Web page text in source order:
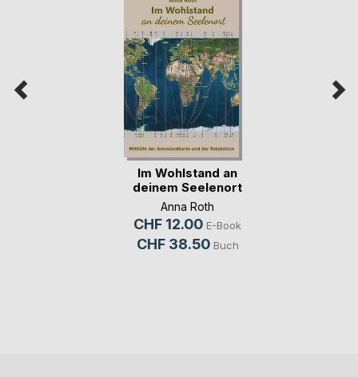
Im Wohlstand an
deinem Seelenort
Anna Roth
CHF 12.00 E-Book
CHF 38.50 Buch